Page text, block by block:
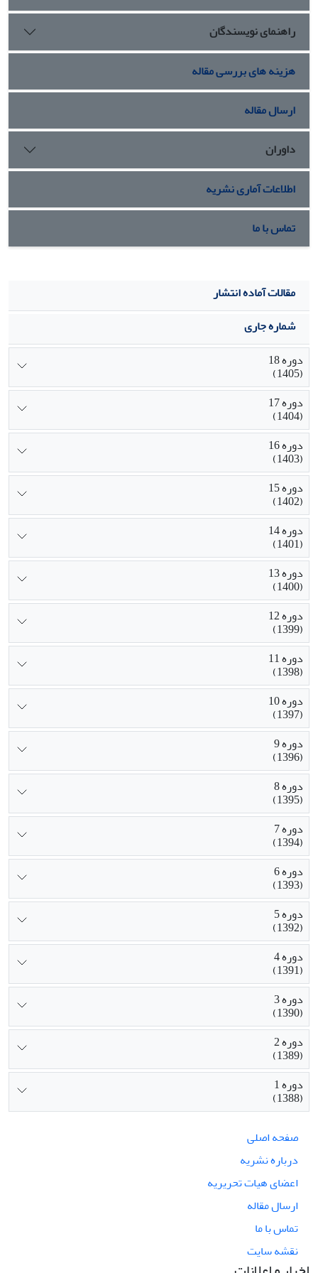
راهنمای نویسندگان
هزینه های بررسی مقاله
ارسال مقاله
داوران
اطلاعات آماری نشریه
تماس با ما
مقالات آماده انتشار
شماره جاری
دوره 18
(1405)
دوره 17
(1404)
دوره 16
(1403)
دوره 15
(1402)
دوره 14
(1401)
دوره 13
(1400)
دوره 12
(1399)
دوره 11
(1398)
دوره 10
(1397)
دوره 9
(1396)
دوره 8
(1395)
دوره 7
(1394)
دوره 6
(1393)
دوره 5
(1392)
دوره 4
(1391)
دوره 3
(1390)
دوره 2
(1389)
دوره 1
(1388)
صفحه اصلی
درباره نشریه
اعضای هیات تحریریه
ارسال مقاله
تماس با ما
نقشه سایت